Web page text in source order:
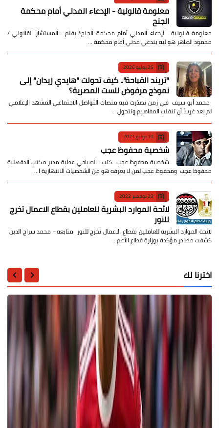
معلومة قانونية - الإدعاء المدني أمام محكمة
الجنح
معلومة قانونية الإدعاء المدني أمام محكمة الجنح؟ بقلم : المستشار القانوني /
محمود الطاهر هو ليه بندعي مدني أمام محكمة …
25 يوليو 2026
​"تريند القباحة".. كيف تحولت "هايدي زيدان" إلى
نموذج مرفوض للست المصرية؟
​ محمد أبو سيف ​في زمن تصدّرت فيه منصات التواصل الاجتماعي المشهد الإعلامي،
لم يعد غريباً أن تنقلب المفاهيم وتتحول …
10 يونيو 2021
شخصية محفوظ عجب
شخصية محفوظ عجب كتب : الصباحي عطية مدير مكتب الدقهلية
محفوظ عجب ومحفوظ عجب لمن لا يعرفه هو من الشخصيات الانتهازية ا…
23 نوفمبر 2022
لائحة الموارد البشرية للعاملين بقطاع الاعمال تخرج
للنور
لائحة الموارد البشرية للعاملين بقطاع الاعمال تخرج للنور متابعه:- محمد سراج الدين
كشفت مصادر مؤكدة بوزارة قطاع الأعم…
اخترنا لك